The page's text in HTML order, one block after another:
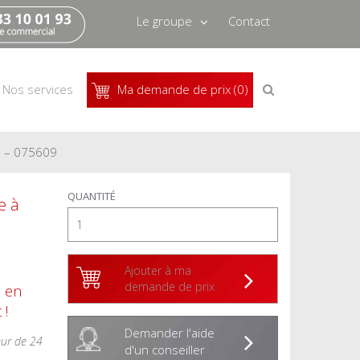
Nos services Ma demande de prix (0) Recherche
de
Le groupe
Qui sommes-nous
Recrutement
Contact
– 075609
à
en
de 24
QUANTITÉ
Ajouter à ma
demande de prix
Demander l'aide
d'un conseiller